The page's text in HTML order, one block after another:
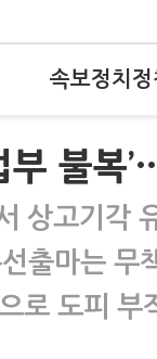
속보정치 정
부 불복
상고기각
출마는 무
로 도피 부